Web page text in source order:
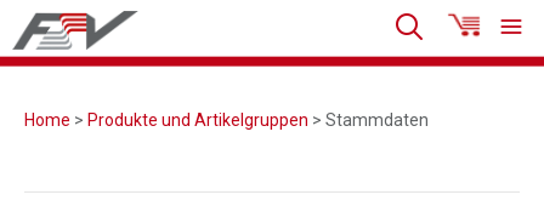
Home > Produkte und Artikelgruppen > Stammdaten